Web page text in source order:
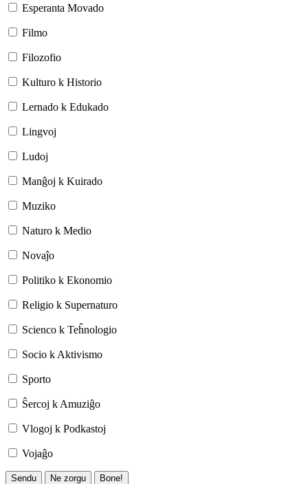
Esperanta Movado
Filmo
Filozofio
Kulturo k Historio
Lernado k Edukado
Lingvoj
Ludoj
Manĝoj k Kuirado
Muziko
Naturo k Medio
Novaĵo
Politiko k Ekonomio
Religio k Supernaturo
Scienco k Teĥnologio
Socio k Aktivismo
Sporto
Ŝercoj k Amuziĝo
Vlogoj k Podkastoj
Vojaĝo
Sendu Ne zorgu Bone!